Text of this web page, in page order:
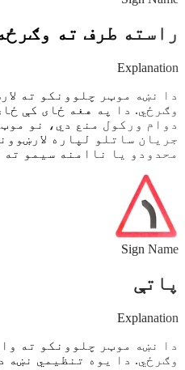
راسته طرف ته
Explanation
دا نښه موټر چلوونکو ته
وګرځي. دا په هغه ځای کې
دوام ورکول منع دي، نو
جریان ساتلو لپاره
محدودو یا ناامنه سیمو
Sign Name
پاتې
Explanation
دا نښه موټر چلوونکو ته
وګرځي. دا یوه تنظیمي نښه